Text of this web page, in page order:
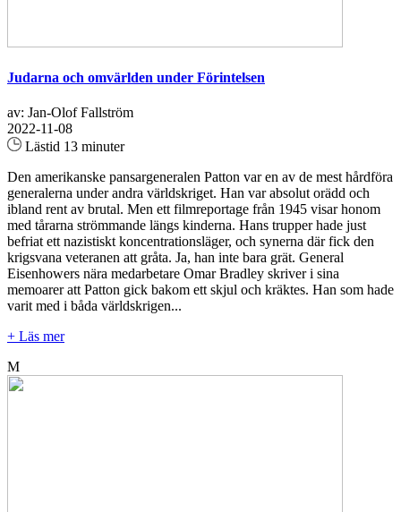
Judarna och omvärlden under Förintelsen
av: Jan-Olof Fallström
2022-11-08
Lästid 13 minuter
Den amerikanske pansargeneralen Patton var en av de mest hårdföra
generalerna under andra världskriget. Han var absolut orädd och
ibland rent av brutal. Men ett filmreportage från 1945 visar honom
med tårarna strömmande längs kinderna. Hans trupper hade just
befriat ett nazistiskt koncentrationsläger, och synerna där fick den
krigsvana veteranen att gråta. Ja, han inte bara grät. General
Eisenhowers nära medarbetare Omar Bradley skriver i sina
memoarer att Patton gick bakom ett skjul och kräktes. Han som hade
varit med i båda världskrigen...
+ Läs mer
M